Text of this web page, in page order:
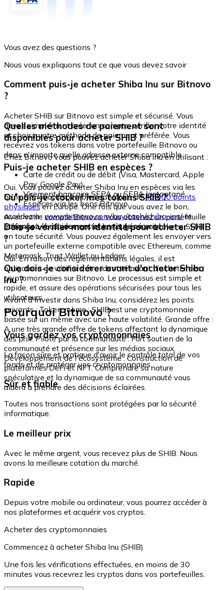
Vous avez des questions ?
Nous vous expliquons tout ce que vous devez savoir
Comment puis-je acheter Shiba Inu sur Bitnovo
?
Acheter SHIB sur Bitnovo est simple et sécurisé. Vous
devez simplement créer un compte, vérifier votre identité
et choisir votre méthode de paiement préférée. Vous
recevrez vos tokens dans votre portefeuille Bitnovo ou
dans n'importe quelle adresse externe compatible.
Quelles méthodes de paiement sont
disponibles pour acheter SHIB ?
Chez Bitnovo vous pouvez acheter Shiba Inu en utilisant :
Carte de crédit ou de débit (Visa, Mastercard, Apple
Pay, Google Pay)
Virement bancaire SEPA ou SEPA Instantané
Espèces via les bons Bitnovo
Puis-je acheter SHIB en espèces ?
Oui. Vous pouvez acheter Shiba Inu en espèces via les
bons Bitnovo, disponibles dans plus de40 000 points
physiquesen Europe. Une fois que vous avez le bon,
accédez à : www.bitnovo.com/buy/cash/shiba-inu/et
échangez-le rapidement et en toute sécurité.
Où puis-je stocker mes tokens SHIB ?
Avec votre compte Bitnovo, vous obtenez un portefeuille
intégré où vous pouvez stocker et gérer vos tokens SHIB
en toute sécurité. Vous pouvez également les envoyer vers
un portefeuille externe compatible avec Ethereum, comme
Metamask, Trust Wallet ou Ledger.
Dois-je vérifier mon identité pour acheter SHIB
?
Oui. En raison des réglementations légales, il est
obligatoire de vérifier votre identité avant d'acheter des
cryptomonnaies sur Bitnovo. Le processus est simple et
rapide, et assure des opérations sécurisées pour tous les
utilisateurs.
Que dois-je considérer avant d'acheter Shiba
Inu ?
Avant d'investir dans Shiba Inu, considérez les points
suivants : Token mème : SHIB est une cryptomonnaie
basée sur un mème avec une haute volatilité. Grande offre :
A une très grande offre de tokens affectant la dynamique
des prix. Piloté par la communauté : Fort soutien de la
communauté et présence sur les médias sociaux.
Développement de l'écosystème : Construction de
plateformes DeFi et NFT. Comprendre sa nature
spéculative et la dynamique de sa communauté vous
aidera à prendre des décisions éclairées.
Pourquoi Bitnovo ?
Vous gardez vos cryptomonnaies
La façon sûre et pratique d'avoir le contrôle total de vos
fonds et de protéger vos cryptomonnaies.
Sûr et fiable
Toutes nos transactions sont protégées par la sécurité
informatique.
Le meilleur prix
Avec le même argent, vous recevez plus de SHIB. Nous
avons la meilleure cotation du marché.
Rapide
Depuis votre mobile ou ordinateur, vous pourrez accéder à
nos plateformes et acquérir vos cryptos.
Acheter des cryptomonnaies
Commencez à acheter Shiba Inu (SHIB)
Une fois les vérifications effectuées, en moins de 30
minutes vous recevrez les cryptos dans vos portefeuilles.